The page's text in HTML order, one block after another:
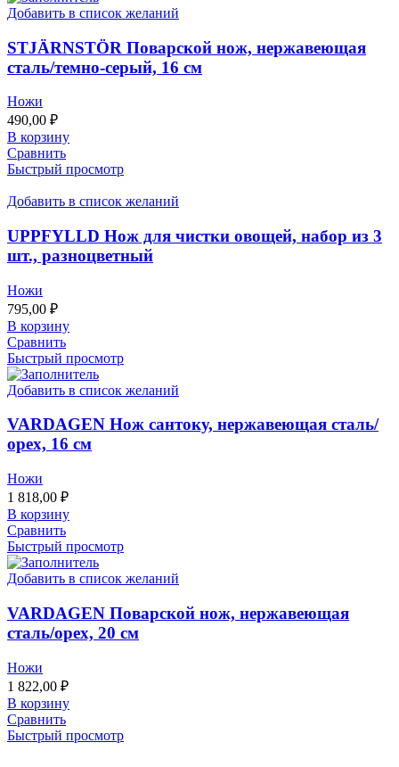
Добавить в список желаний
STJÄRNSTÖR Поварской нож, нержавеющая
сталь/темно-серый, 16 см
Ножи
490,00 ₽
В корзину
Сравнить
Быстрый просмотр
Добавить в список желаний
UPPFYLLD Нож для чистки овощей, набор из 3
шт., разноцветный
Ножи
795,00 ₽
В корзину
Сравнить
Быстрый просмотр
Добавить в список желаний
VARDAGEN Нож сантоку, нержавеющая сталь/
орех, 16 см
Ножи
1 818,00 ₽
В корзину
Сравнить
Быстрый просмотр
Добавить в список желаний
VARDAGEN Поварской нож, нержавеющая
сталь/орех, 20 см
Ножи
1 822,00 ₽
В корзину
Сравнить
Быстрый просмотр